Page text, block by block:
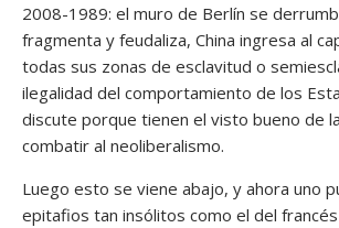
2008-1989: el muro de Berlín se
fragmenta y feudaliza, China ingresa al
todas sus zonas de esclavitud o
ilegalidad del comportamiento de los
discute porque tienen el visto bueno de
combatir al neoliberalismo.
Luego esto se viene abajo, y ahora uno
epitafios tan insólitos como el del francés